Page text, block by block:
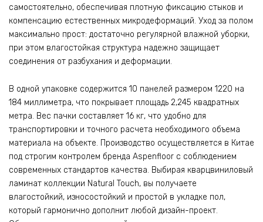
самостоятельно, обеспечивая плотную фиксацию стыков и
компенсацию естественных микродеформаций. Уход за полом
максимально прост: достаточно регулярной влажной уборки,
при этом влагостойкая структура надежно защищает
соединения от разбухания и деформации.
В одной упаковке содержится 10 панелей размером 1220 на
184 миллиметра, что покрывает площадь 2,245 квадратных
метра. Вес пачки составляет 16 кг, что удобно для
транспортировки и точного расчета необходимого объема
материала на объекте. Производство осуществляется в Китае
под строгим контролем бренда Aspenfloor с соблюдением
современных стандартов качества. Выбирая кварцвиниловый
ламинат коллекции Natural Touch, вы получаете
влагостойкий, износостойкий и простой в укладке пол,
который гармонично дополнит любой дизайн-проект.